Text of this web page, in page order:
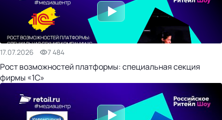
17.07.2026 7 484
Рост возможностей платформы: специальная секция
фирмы «1С»